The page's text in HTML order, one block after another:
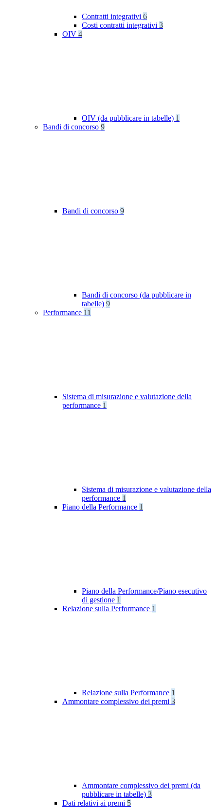
Contratti integrativi 6
Costi contratti integrativi 3
OIV 4
OIV (da pubblicare in tabelle) 1
Bandi di concorso 9
Bandi di concorso 9
Bandi di concorso (da pubblicare in
tabelle) 9
Performance 11
Sistema di misurazione e valutazione della
performance 1
Sistema di misurazione e valutazione della
performance 1
Piano della Performance 1
Piano della Performance/Piano esecutivo
di gestione 1
Relazione sulla Performance 1
Relazione sulla Performance 1
Ammontare complessivo dei premi 3
Ammontare complessivo dei premi (da
pubblicare in tabelle) 3
Dati relativi ai premi 5